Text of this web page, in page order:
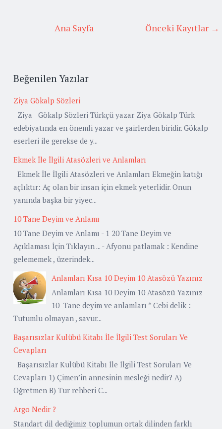
Önceki Kayıtlar →
Ana Sayfa
Beğenilen Yazılar
Ziya Gökalp Sözleri
Ziya Gökalp Sözleri Türkçü yazar Ziya Gökalp Türk
edebiyatında en önemli yazar ve şairlerden biridir. Gökalp
eserleri ile gerekse de y...
Ekmek İle İlgili Atasözleri ve Anlamları
Ekmek İle İlgili Atasözleri ve Anlamları Ekmeğin katığı
açlıktır: Aç olan bir insan için ekmek yeterlidir. Onun
yanında başka bir yiyec...
10 Tane Deyim ve Anlamı
10 Tane Deyim ve Anlamı - 1 20 Tane Deyim ve
Açıklaması İçin Tıklayın ... - Afyonu patlamak : Kendine
gelememek , üzerindek...
Anlamları Kısa 10 Deyim 10 Atasözü Yazınız
Anlamları Kısa 10 Deyim 10 Atasözü Yazınız
10 Tane deyim ve anlamları * Cebi delik :
Tutumlu olmayan , savur...
Başarısızlar Kulübü Kitabı İle İlgili Test Soruları Ve
Cevapları
Başarısızlar Kulübü Kitabı İle İlgili Test Soruları Ve
Cevapları 1) Çimen’in annesinin mesleği nedir? A)
Öğretmen B) Tur rehberi C...
Argo Nedir ?
Standart dil dediğimiz toplumun ortak dilinden farklı